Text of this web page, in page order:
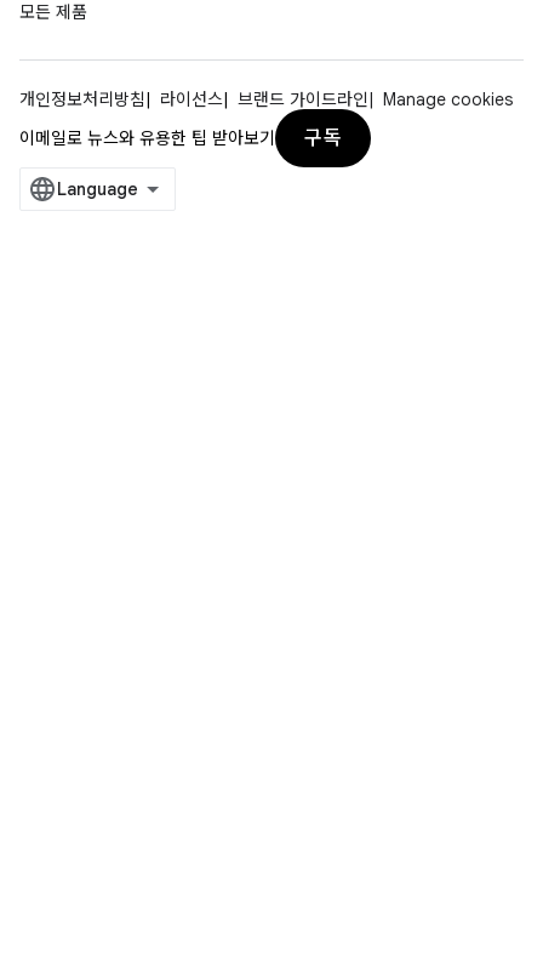
모든 제품
개인정보처리방침 라이선스 브랜드 가이드라인
Manage cookies
이메일로 뉴스와 유용한 팁 받아보기
구독